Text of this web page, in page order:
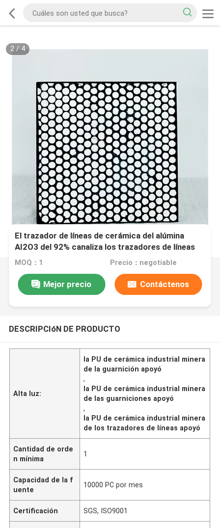
2/ 4
El trazador de líneas de cerámica del alúmina
AI2O3 del 92% canaliza los trazadores de líneas
de cerámica de goma para la explotación minera
MOQ：1 Precio：negotiable
Mejor precio Contáctenos
DESCRIPCIóN DE PRODUCTO
Alta luz:
la PU de cerámica industrial minera
de la guarnición apoyó
,
la PU de cerámica industrial minera
de las guarniciones apoyó
,
la PU de cerámica industrial minera
de los trazadores de líneas apoyó
Cantidad de orde
n mínima
1
Capacidad de la f
uente
10000 PC por mes
Certificación SGS, ISO9001